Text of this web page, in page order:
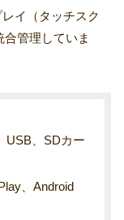
イ（タッチスク
管理していま
USB、SDカー
、Android